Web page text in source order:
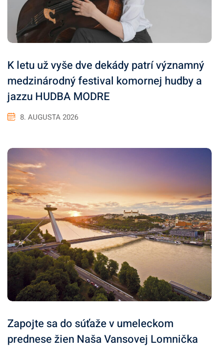
K letu už vyše dve dekády patrí významný
medzinárodný festival komornej hudby a
jazzu HUDBA MODRE
8. AUGUSTA 2026
Zapojte sa do súťaže v umeleckom
prednese žien Naša Vansovej Lomnička